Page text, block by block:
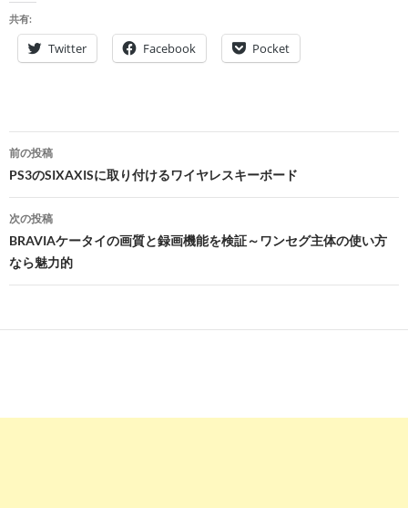
共有:
Twitter Facebook Pocket
投
稿
ナ
ビ
ゲ
シ
前の投稿
PS3のSIXAXISに取り付けるワイヤレスキーボード
次の投稿
BRAVIAケータイの画質と録画機能を検証～ワンセグ主体の使い方
なら魅力的